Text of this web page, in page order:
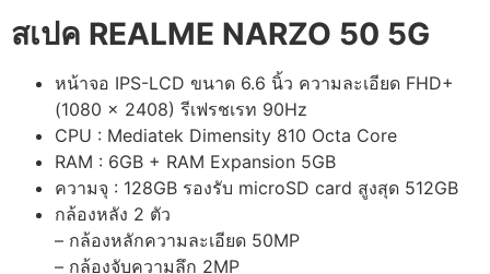
สเปค REALME NARZO 50 5G
หน้าจอ IPS-LCD ขนาด 6.6 นิ้ว ความละเอียด FHD+
(1080 x 2408) รีเฟรชเรท 90Hz
CPU : Mediatek Dimensity 810 Octa Core
RAM : 6GB + RAM Expansion 5GB
ความจุ : 128GB รองรับ microSD card สูงสุด 512GB
กล้องหลัง 2 ตัว
– กล้องหลักความละเอียด 50MP
– กล้องจับความลึก 2MP